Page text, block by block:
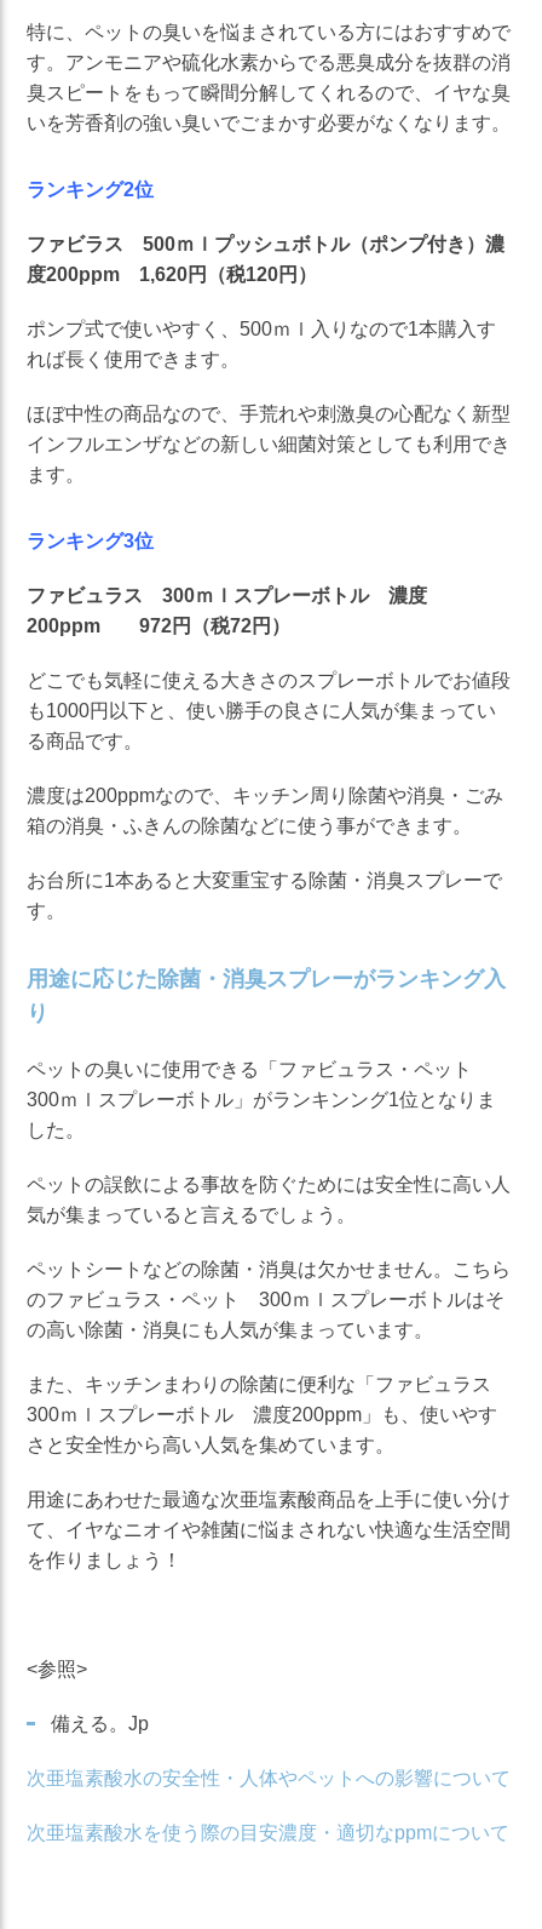
特に、ペットの臭いを悩まされている方にはおすすめで
す。アンモニアや硫化水素からでる悪臭成分を抜群の消
臭スピートをもって瞬間分解してくれるので、イヤな臭
いを芳香剤の強い臭いでごまかす必要がなくなります。
ランキング2位
ファビラス 500ｍｌプッシュボトル（ポンプ付き）濃
度200ppm 1,620円（税120円）
ポンプ式で使いやすく、500ｍｌ入りなので1本購入す
れば長く使用できます。
ほぼ中性の商品なので、手荒れや刺激臭の心配なく新型
インフルエンザなどの新しい細菌対策としても利用でき
ます。
ランキング3位
ファビュラス 300ｍｌスプレーボトル 濃度
200ppm 972円（税72円）
どこでも気軽に使える大きさのスプレーボトルでお値段
も1000円以下と、使い勝手の良さに人気が集まってい
る商品です。
濃度は200ppmなので、キッチン周り除菌や消臭・ごみ
箱の消臭・ふきんの除菌などに使う事ができます。
お台所に1本あると大変重宝する除菌・消臭スプレーで
す。
用途に応じた除菌・消臭スプレーがランキング入
り
ペットの臭いに使用できる「 ファビュラス・ペット
300ｍｌスプレーボトル」がランキンング1位となりま
した。
ペットの誤飲による事故を防ぐためには安全性に高い人
気が集まっていると言えるでしょう。
ペットシートなどの除菌・消臭は欠かせません。こちら
のファビュラス・ペット 300ｍｌスプレーボトルはそ
の高い除菌・消臭にも人気が集まっています。
また、キッチンまわりの除菌に便利な「 ファビュラス
300ｍｌスプレーボトル 濃度200ppm」も、使いやす
さと安全性から高い人気を集めています。
用途にあわせた最適な次亜塩素酸商品を上手に使い分け
て、イヤなニオイや雑菌に悩まされない快適な生活空間
を作りましょう！
<参照>
備える。Jp
次亜塩素酸水の安全性・人体やペットへの影響について
次亜塩素酸水を使う際の目安濃度・適切なppmについて